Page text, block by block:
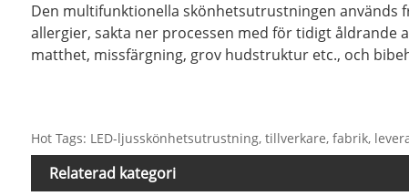
Den multifunktionella skönhetsutrustningen
allergier, sakta ner processen med för tidigt
matthet, missfärgning, grov hudstruktur etc., och
Hot Tags: LED-ljusskönhetsutrustning, tillverkare, fabrik,
Relaterad kategori